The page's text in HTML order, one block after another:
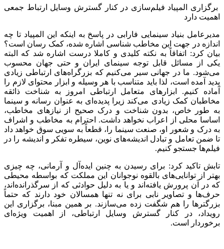
برگزاری المپیاد فیلم‌سازی در کنار گسترش وسایل ارتباط جمعی
اهمیت دارد
مدیرعامل بنیاد سینمایی فارابی در پاسخ به اینکه این المپیاد تا چه
اندازه در جهت این مخاطب شناسی اشاره شده، کمک رسان است؟
بیان کرد: اتفاقاً به نکته کلیدی و کاملا درست اشاره شد که البته
یکی از مسائل قابل توجه سینمای ایران و حتی جهان محسوب
می‌شود. ما در جهانی سیر می‌کنیم که بزرگراه‌های ارتباطی زیادی
پدید آمده است، لذا باید متناسب با هر وسیله و ابزار محتوای لازم را
آماده کنیم. ابزارهای متعامل ارتباطی امروز به شناخت ذائقه
مخاطبان کمک زیادی می‌کند زیرا پدیده‌ای به عنوان رسانه و سینما
به طور خاص، بدون شناخت و درک صحیح از نیازهای مخاطب،
اساسا محلی از اعراب نخواهد داشت. احترام به مخاطب و اشراف
به درک و شعور او، صنعت سینما را، قطعاً‌ به سویی سوق خواهد داد
تا ضمن تعامل و تبادل اندیشه‌های نوین، سیطره‌ تفکر و اندیشه را در
فیلم‌ها جستجو کنیم.
تابش تاکید کرد: برای رسیدن به چنین ایده‌آل و آرمانی، چه چیزی
بهتر از توانایی‌های بالقوه نوجوانان این مملکت که بواسطه محیطی
که در آن پرورش یافته‌اند و یا به دلیل حوادثی که از سرگذرانده‌اند،
حرف‌ها و تصاویر نابی برای نه تنها همسالان خود دارند که حتماً
بزرگترها را هم شگفت زده می‌سازند. بر همین مبنا، برگزاری این
رویداد، در کنار گسترش وسایل ارتباطی، از اهمیت ویژه‌ای
برخوردار است.